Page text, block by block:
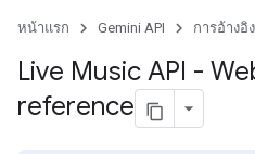
หน้าแรก Gemini API การอ้างอิ
Live Music API -
reference